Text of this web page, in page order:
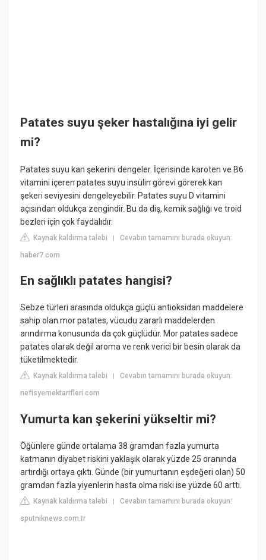
Patates suyu şeker hastalığına iyi gelir
mi?
Patates suyu kan şekerini dengeler. İçerisinde karoten ve B6
vitamini içeren patates suyu insülin görevi görerek kan
şekeri seviyesini dengeleyebilir. Patates suyu D vitamini
açısından oldukça zengindir. Bu da diş, kemik sağlığı ve troid
bezleri için çok faydalıdır.
Kaynak kaldırma talebi |Cevabın tamamını burada okuyun:
haber7.com
En sağlıklı patates hangisi?
Sebze türleri arasında oldukça güçlü antioksidan maddelere
sahip olan mor patates, vücudu zararlı maddelerden
arındırma konusunda da çok güçlüdür. Mor patates sadece
patates olarak değil aroma ve renk verici bir besin olarak da
tüketilmektedir.
Kaynak kaldırma talebi |Cevabın tamamını burada okuyun:
nefisyemektarifleri.com
Yumurta kan şekerini yükseltir mi?
Öğünlere günde ortalama 38 gramdan fazla yumurta
katmanın diyabet riskini yaklaşık olarak yüzde 25 oranında
artırdığı ortaya çıktı. Günde (bir yumurtanın eşdeğeri olan) 50
gramdan fazla yiyenlerin hasta olma riski ise yüzde 60 arttı.
Kaynak kaldırma talebi |Cevabın tamamını burada okuyun:
sputniknews.com.tr